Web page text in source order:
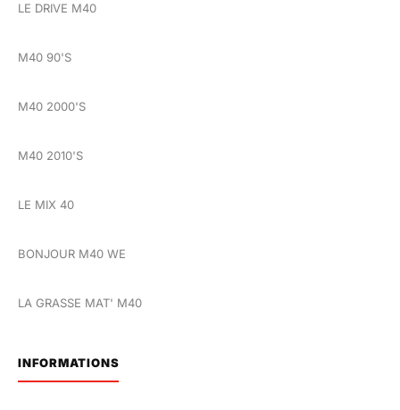
LE DRIVE M40
M40 90'S
M40 2000'S
M40 2010'S
LE MIX 40
BONJOUR M40 WE
LA GRASSE MAT' M40
INFORMATIONS